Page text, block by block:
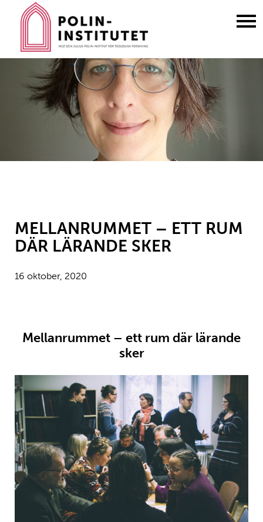
MELLANRUMMET – ETT RUM
DÄR LÄRANDE SKER
16 oktober, 2020
Mellanrummet – ett rum där lärande
sker